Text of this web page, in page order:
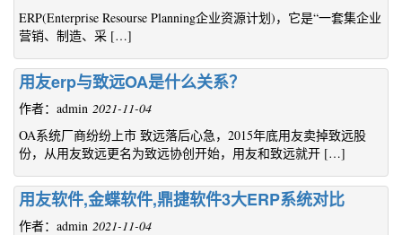
ERP(Enterprise Resourse Planning企业资源计划)，它是“一套集企业
营销、制造、采 […]
用友erp与致远OA是什么关系？
作者：admin 2021-11-04
OA系统厂商纷纷上市 致远落后心急，2015年底用友卖掉致远股
份，从用友致远更名为致远协创开始，用友和致远就开 […]
用友软件,金蝶软件,鼎捷软件3大ERP系统对比
作者：admin 2021-11-04